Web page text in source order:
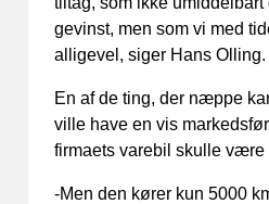
gevinst, men som vi med
alligevel, siger Hans Olling.
En af de ting, der næppe
ville have en vis
firmaets varebil skulle være
-Men den kører kun 5000